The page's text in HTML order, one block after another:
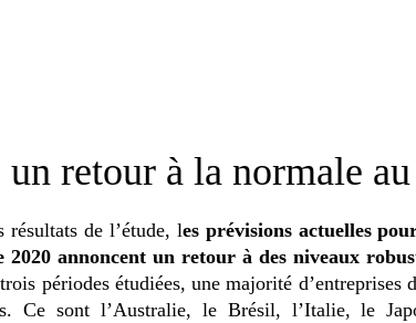
un retour à la normale
résultats de l’étude, les prévisions actuelles
2020 annoncent un retour à des niveaux
périodes étudiées, une majorité
Ce sont l’Australie, le Brésil, l’Italie, le